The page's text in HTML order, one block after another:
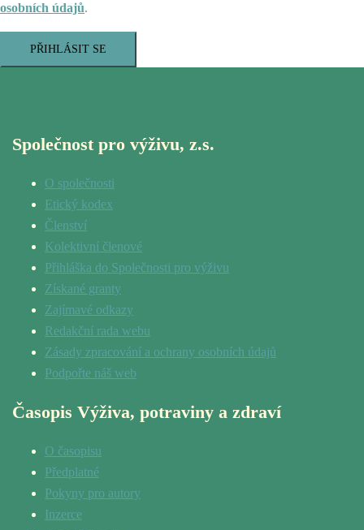
osobních údajů.
PŘIHLÁSIT SE
Společnost pro výživu, z.s.
O společnosti
Etický kodex
Členství
Kolektivní členové
Přihláška do Společnosti pro výživu
Získané granty
Zajímavé odkazy
Redakční rada webu
Zásady zpracování a ochrany osobních údajů
Podpořte náš web
Časopis Výživa, potraviny a zdraví
O časopisu
Předplatné
Pokyny pro autory
Inzerce